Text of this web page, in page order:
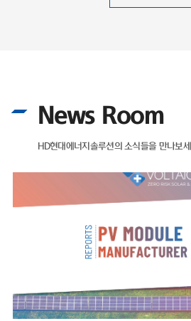
News Room
HD현대에너지솔루션의 소식들을 만나보